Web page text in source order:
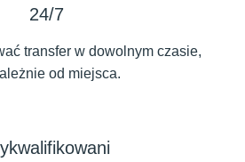
24/7
transfer w dowolnym czasie,
od miejsca.